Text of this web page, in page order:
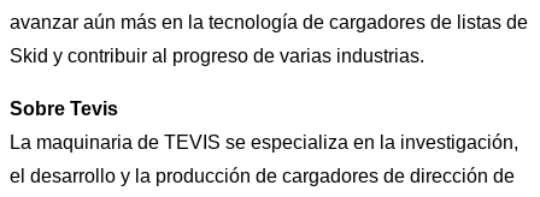
avanzar aún más en la tecnología de cargadores de listas de
Skid y contribuir al progreso de varias industrias.
Sobre Tevis
La maquinaria de TEVIS se especializa en la investigación,
el desarrollo y la producción de cargadores de dirección de